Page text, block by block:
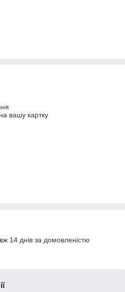
вашу картку
14 днів за домовленістю